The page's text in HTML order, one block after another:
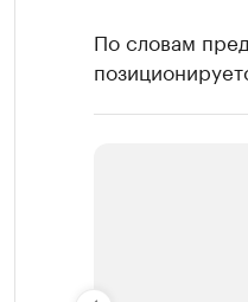
По словам